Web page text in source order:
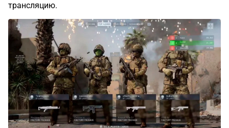
трансляцию.